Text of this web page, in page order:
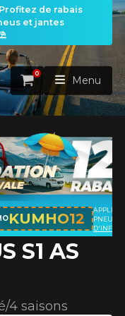
de rabais
et jantes
VOIR TOUT
Par véhiculeVOIR TOUT
Panier
0
Menu
S1 AS
4 saisons
SUR TOUT ACHAT DE 4
DE MARQUE KUMHO*
PLUS